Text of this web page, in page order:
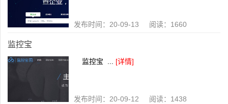
发布时间：20-09-13 阅读：1660
监控宝
监控宝 ... [详情]
发布时间：20-09-12 阅读：1438